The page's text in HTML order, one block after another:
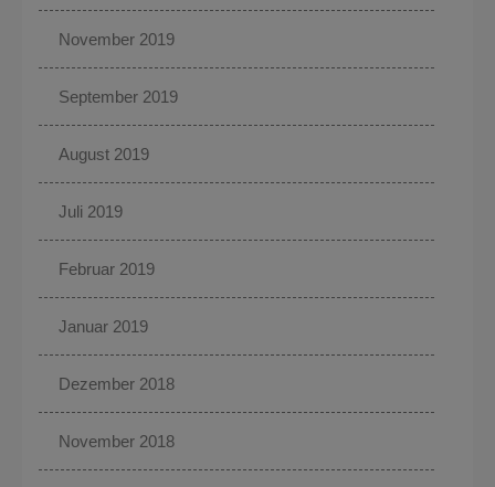
November 2019
September 2019
August 2019
Juli 2019
Februar 2019
Januar 2019
Dezember 2018
November 2018